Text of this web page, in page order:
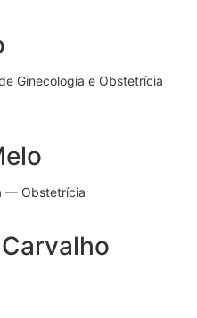
Ginecologia e Obstetrícia
— Obstetrícia